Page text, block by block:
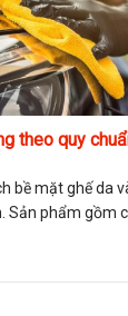
theo quy
bề mặt ghế da
Sản phẩm gồm